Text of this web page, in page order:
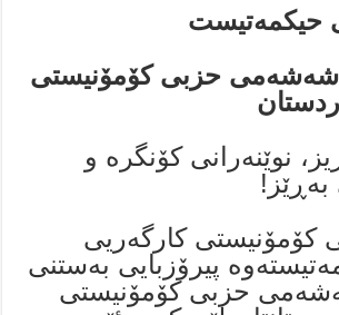
حیکمەتیست
شەشەمی حزبی کۆمۆنیستی
نوێنەرانی کۆنگرە و
بەڕێز!
کۆمۆنیستی کارگەریی
پیرۆزبایی بەستنی
حزبی کۆمۆنیستی